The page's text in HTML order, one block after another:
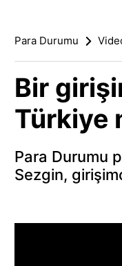
Para Durumu
Bir
Türkiye
Para Durumu
Sezgin,